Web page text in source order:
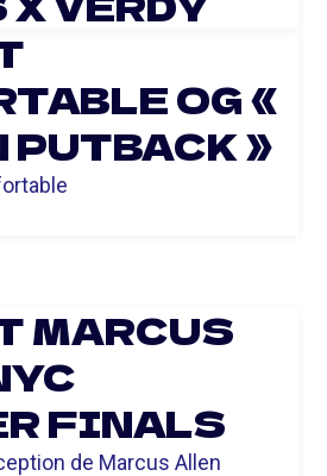
OG «
PUTBACK »
MARCUS
FINALS
de Marcus Allen